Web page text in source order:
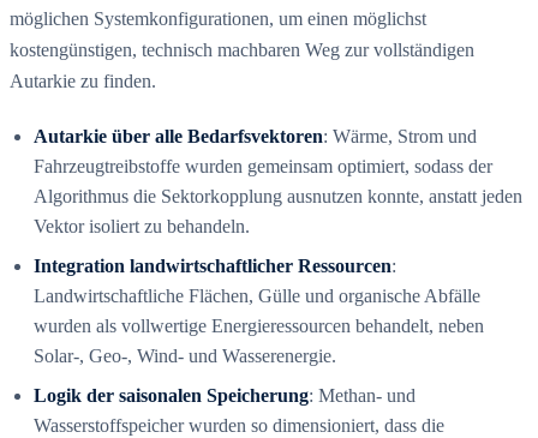
möglichen Systemkonfigurationen, um einen möglichst
kostengünstigen, technisch machbaren Weg zur vollständigen
Autarkie zu finden.
Autarkie über alle Bedarfsvektoren: Wärme, Strom und
Fahrzeugtreibstoffe wurden gemeinsam optimiert, sodass der
Algorithmus die Sektorkopplung ausnutzen konnte, anstatt jeden
Vektor isoliert zu behandeln.
Integration landwirtschaftlicher Ressourcen:
Landwirtschaftliche Flächen, Gülle und organische Abfälle
wurden als vollwertige Energieressourcen behandelt, neben
Solar-, Geo-, Wind- und Wasserenergie.
Logik der saisonalen Speicherung: Methan- und
Wasserstoffspeicher wurden so dimensioniert, dass die